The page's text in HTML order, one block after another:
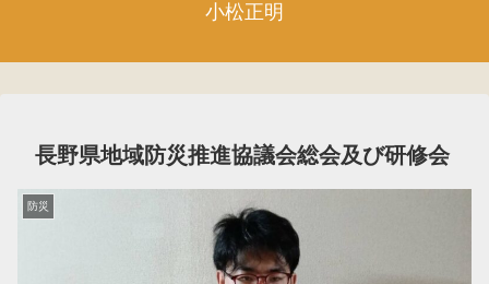
小松正明
長野県地域防災推進協議会総会及び研修会
防災